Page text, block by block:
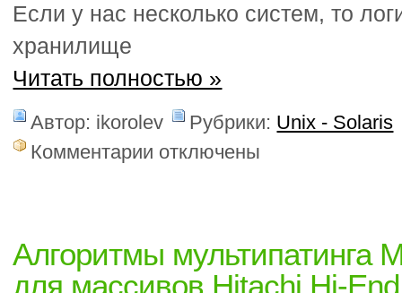
Если у нас несколько систем, то
хранилище
Читать полностью »
Автор: ikorolev Рубрики: Unix - Solaris
Комментарии записи
System
отключены
Алгоритмы мультипатинга
для массивов Hitachi Hi-End